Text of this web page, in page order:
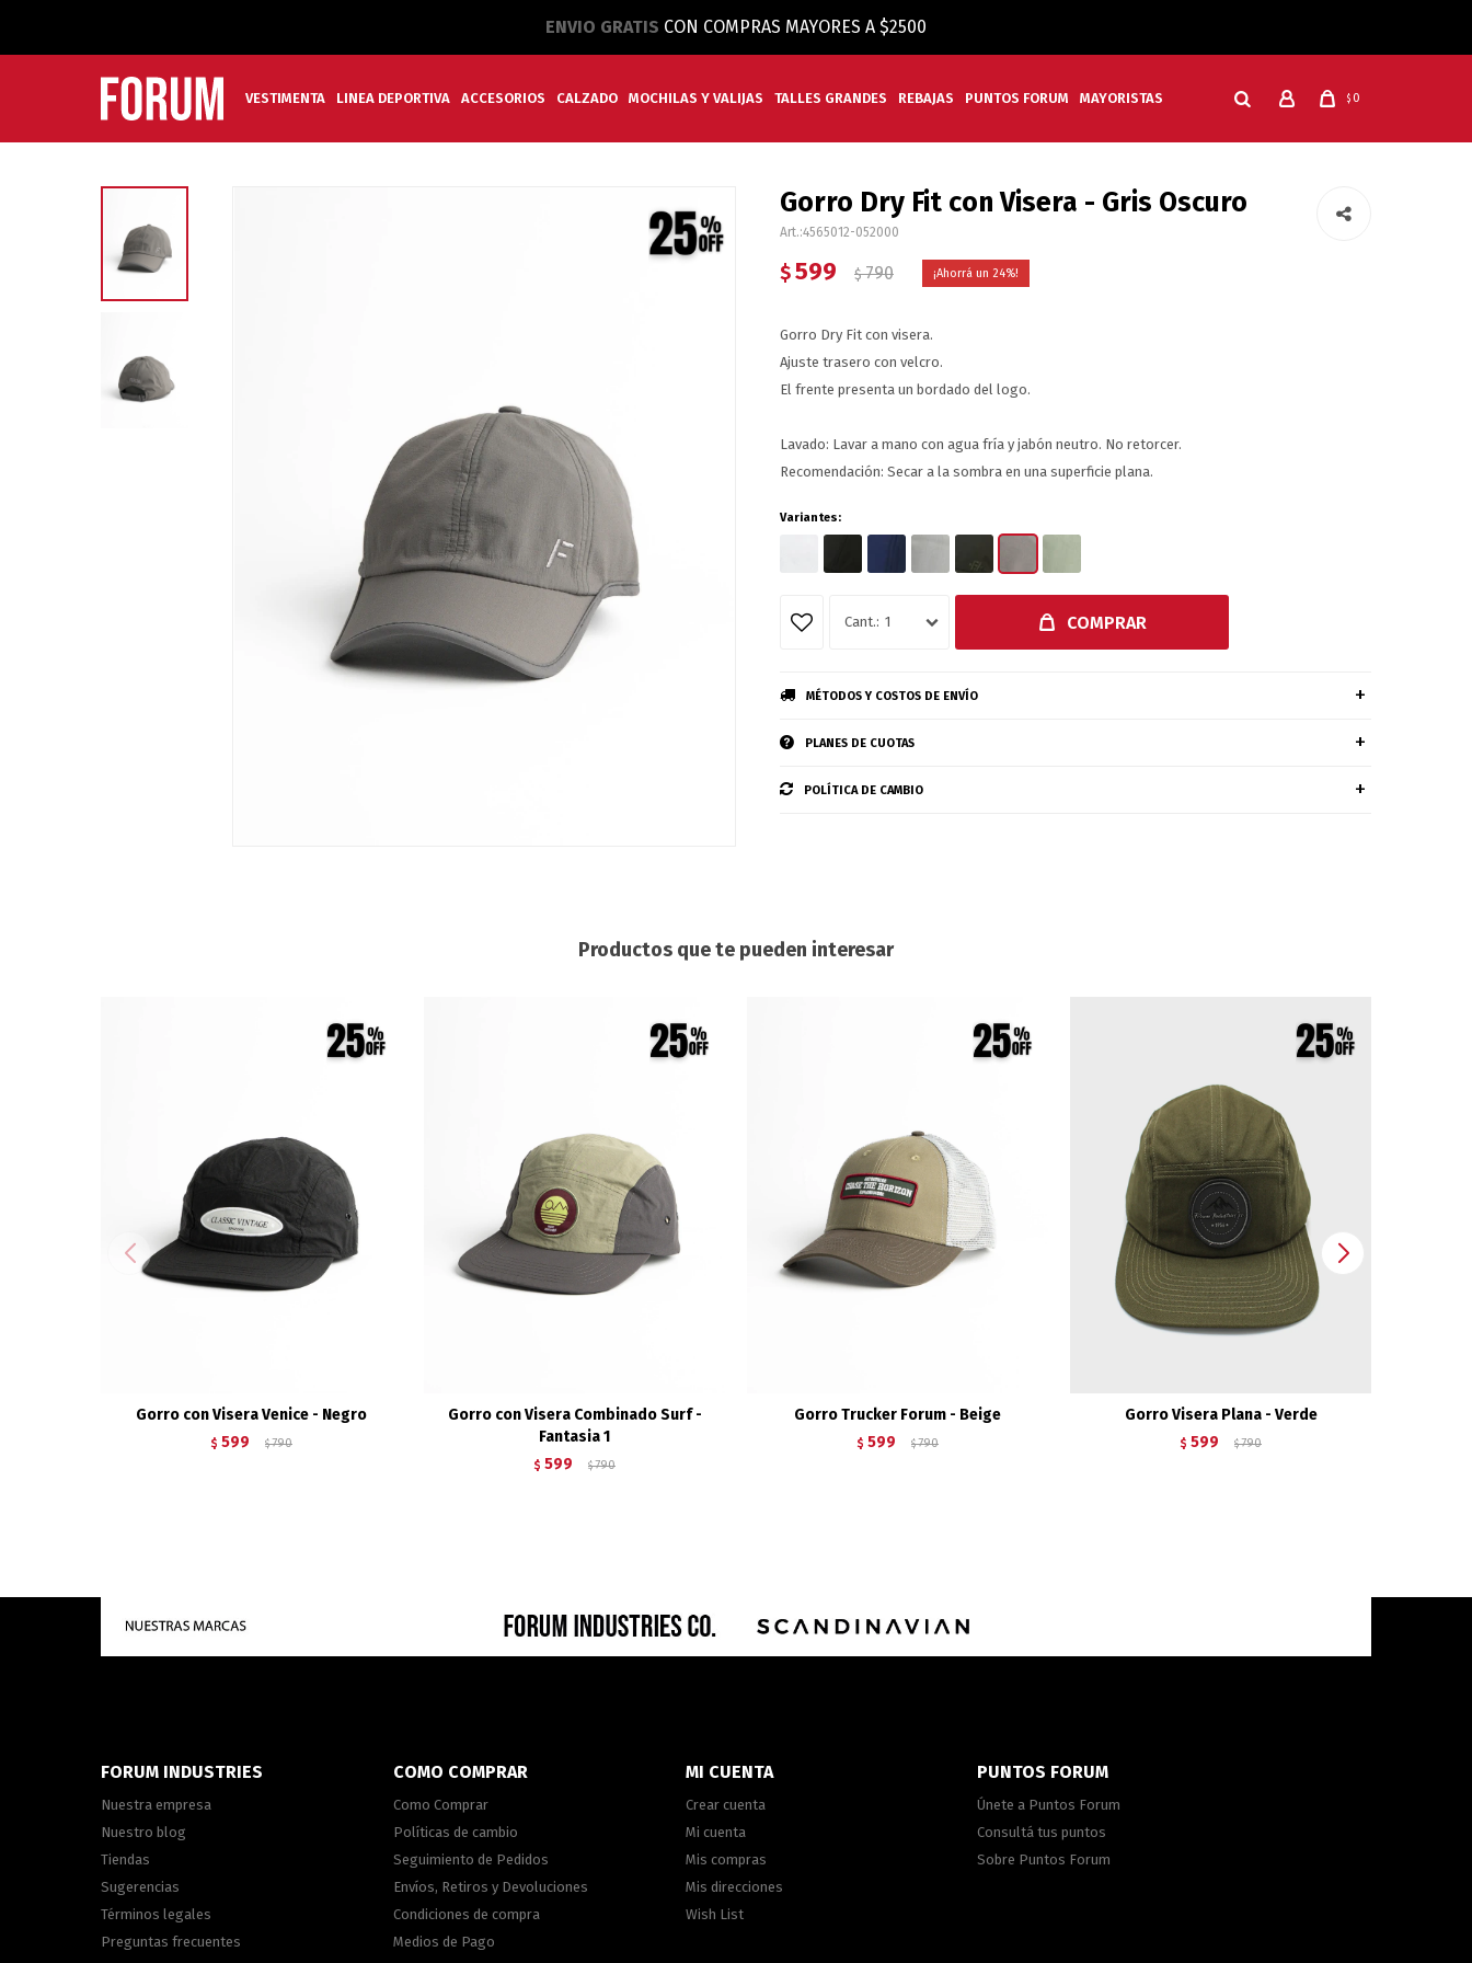
ENVIO GRATIS CON COMPRAS MAYORES A $2500
VESTIMENTA LINEA DEPORTIVA ACCESORIOS CALZADO MOCHILAS Y VALIJAS TALLES GRANDES REBAJAS PUNTOS FORUM MAYORISTAS $ 0
Gorro Dry Fit con Visera - Gris Oscuro
4565012-052000
$599 $ 790 24
Gorro Dry Fit con visera.
Ajuste trasero con velcro.
El frente presenta un bordado del logo.
Lavado: Lavar a mano con agua fría y jabón neutro. No retorcer.
Recomendación: Secar a la sombra en una superficie plana.
Variantes:
1 COMPRAR
MÉTODOS Y COSTOS DE ENVÍO
PLANES DE CUOTAS
POLÍTICA DE CAMBIO
Productos que te pueden interesar
Gorro con Visera Venice - Negro
$ 599 $ 790
Gorro con Visera Combinado Surf -
Fantasia 1
$ 599 $ 790
Gorro Trucker Forum - Beige
$ 599 $ 790
Gorro Visera Plana - Verde
$ 599 $ 790
FORUM INDUSTRIES
Nuestra empresa
Nuestro blog
Tiendas
Sugerencias
Términos legales
Preguntas frecuentes
COMO COMPRAR
Como Comprar
Políticas de cambio
Seguimiento de Pedidos
Envíos, Retiros y Devoluciones
Condiciones de compra
Medios de Pago
MI CUENTA
Crear cuenta
Mi cuenta
Mis compras
Mis direcciones
Wish List
PUNTOS FORUM
Únete a Puntos Forum
Consultá tus puntos
Sobre Puntos Forum